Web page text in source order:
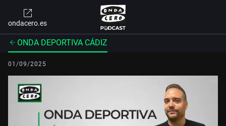
ondacero.es
ONDA DEPORTIVA CÁDIZ
01/09/2025